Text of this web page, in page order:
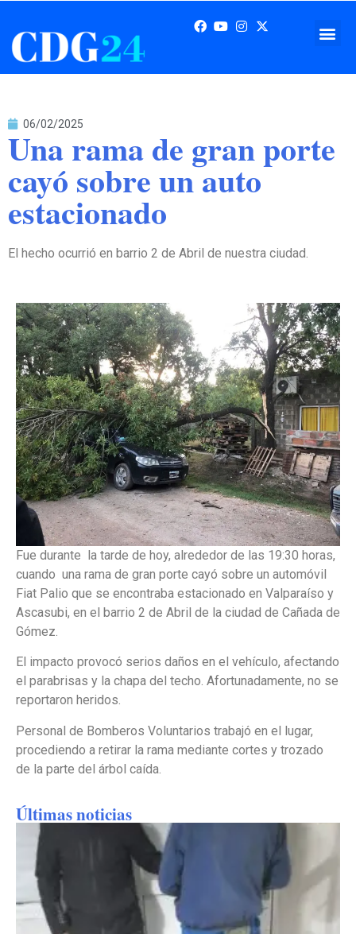
06/02/2025
Una rama de gran porte
cayó sobre un auto
estacionado
El hecho ocurrió en barrio 2 de Abril de nuestra ciudad.
Fue durante la tarde de hoy, alrededor de las 19:30 horas,
cuando una rama de gran porte cayó sobre un automóvil
Fiat Palio que se encontraba estacionado en Valparaíso y
Ascasubi, en el barrio 2 de Abril de la ciudad de Cañada de
Gómez.
El impacto provocó serios daños en el vehículo, afectando
el parabrisas y la chapa del techo. Afortunadamente, no se
reportaron heridos.
Personal de Bomberos Voluntarios trabajó en el lugar,
procediendo a retirar la rama mediante cortes y trozado
de la parte del árbol caída.
Últimas noticias